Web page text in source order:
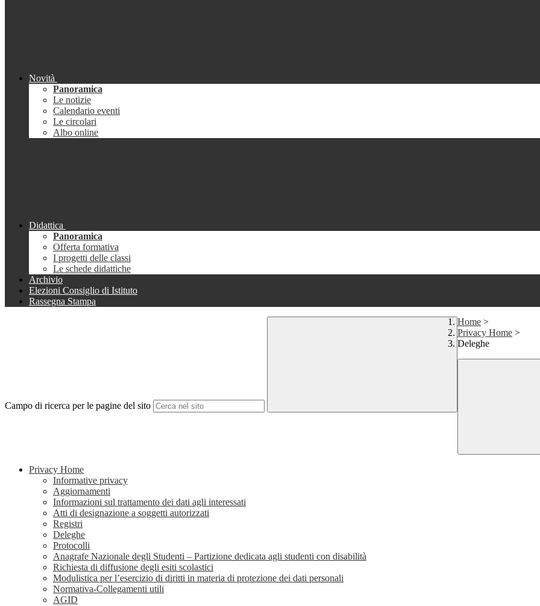
Novità
Panoramica
Le notizie
Calendario eventi
Le circolari
Albo online
Didattica
Panoramica
Offerta formativa
I progetti delle classi
Le schede didattiche
Archivio
Elezioni Consiglio di Istituto
Rassegna Stampa
Campo di ricerca per le pagine del sito
Home >
Privacy Home >
Deleghe
Privacy Home
Informative privacy
Aggiornamenti
Informazioni sul trattamento dei dati agli interessati
Atti di designazione a soggetti autorizzati
Registri
Deleghe
Protocolli
Anagrafe Nazionale degli Studenti – Partizione dedicata agli studenti con disabilità
Richiesta di diffusione degli esiti scolastici
Modulistica per l’esercizio di diritti in materia di protezione dei dati personali
Normativa-Collegamenti utili
AGID